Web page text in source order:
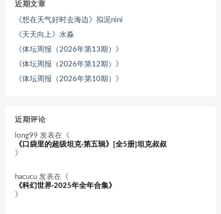
近期文章
《想在天气好时去海边》拟泥nini
《天天向上》水淼
《体坛周报（2026年第13期）》
《体坛周报（2026年第12期）》
《体坛周报（2026年第10期）》
近期评论
long99 发表在《
《口袋里的超级坦克·第五辑》[全5册]坦克叔叔
》
hacucu 发表在《
《科幻世界·2025年全年合集》
》